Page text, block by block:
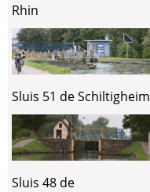
Rhin
Sluis 51 de Schiltigheim
Sluis 48 de